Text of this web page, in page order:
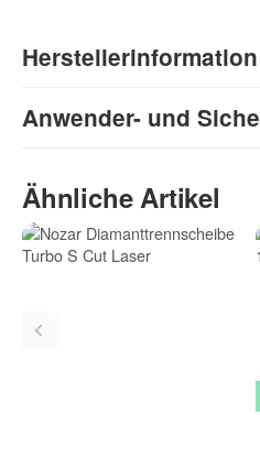
Herstellerinformation
Anwender- und
Ähnliche Artikel